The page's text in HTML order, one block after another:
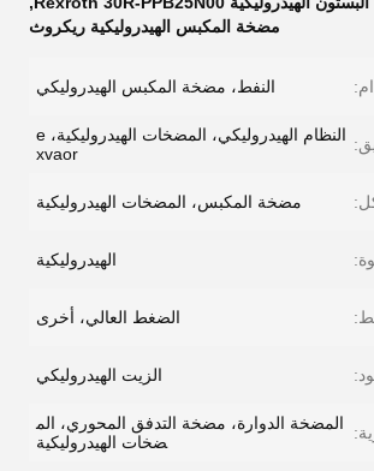
مضخة المكبس الهيدروليكية ريكروث
النفط، مضخة المكبس الهيدروليكي
النظام الهيدروليكي، المضخات الهيدروليكية، e
xvaor
مضخة المكبس، المضخات الهيدروليكية
الهيدروليكية
الضغط العالي، أخرى
الزيت الهيدروليكي
المضخة الدوارة، مضخة التدفق المحوري، الم
ضخات الهيدروليكية